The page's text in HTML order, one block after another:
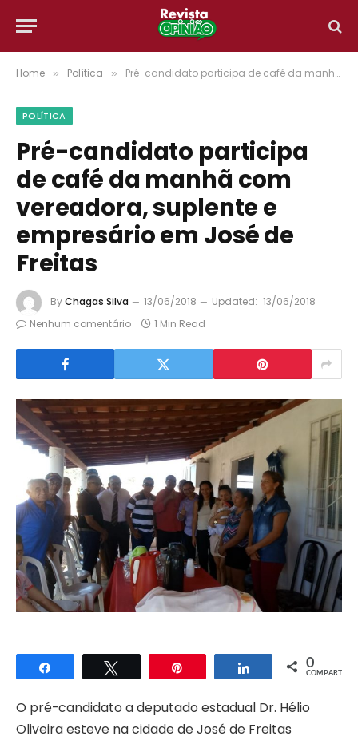
Home » Política » Pré-candidato participa de café da manhã com vereadora, suplente e empresário em José de Freitas
POLÍTICA
Pré-candidato participa
de café da manhã com
vereadora, suplente e
empresário em José de
Freitas
ByChagas Silva 13/06/2018 Updated: 13/06/2018
Nenhum comentário
1 Min Read
Compartilhar Compartilhar
0
COMPART.
O pré-candidato a deputado estadual Dr. Hélio
Oliveira esteve na cidade de José de Freitas